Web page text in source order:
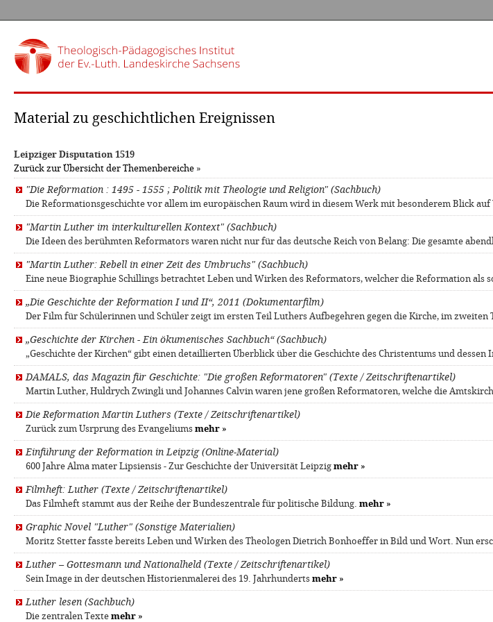
Material zu geschichtlichen Ereignissen
Leipziger Disputation 1519
Zurück zur Übersicht der Themenbereiche »
"Die Reformation : 1495 - 1555 ; Politik mit Theologie und Religion" (Sachbuch)
Die Reformationsgeschichte vor allem im europäischen Raum wird in diesem Werk mit besonderem Blick
"Martin Luther im interkulturellen Kontext" (Sachbuch)
Die Ideen des berühmten Reformators waren nicht nur für das deutsche Reich von Belang: Die gesamte
"Martin Luther: Rebell in einer Zeit des Umbruchs" (Sachbuch)
Eine neue Biographie Schillings betrachtet Leben und Wirken des Reformators, welcher die Reformation als
„Die Geschichte der Reformation I und II“, 2011 (Dokumentarfilm)
Der Film für Schülerinnen und Schüler zeigt im ersten Teil Luthers Aufbegehren gegen die Kirche, im
„Geschichte der Kirchen - Ein ökumenisches Sachbuch“ (Sachbuch)
„Geschichte der Kirchen“ gibt einen detaillierten Überblick über die Geschichte des Christentums und dessen
DAMALS, das Magazin für Geschichte: "Die großen Reformatoren" (Texte / Zeitschriftenartikel)
Mar­tin Lu­ther, Huld­rych Zwing­li und Jo­han­nes Cal­vin waren jene großen Reformatoren, welche die
Die Reformation Martin Luthers (Texte / Zeitschriftenartikel)
Zurück zum Usrprung des Evangeliums mehr »
Einführung der Reformation in Leipzig (Online-Material)
600 Jahre Alma mater Lipsiensis - Zur Geschichte der Universität Leipzig mehr »
Filmheft: Luther (Texte / Zeitschriftenartikel)
Das Filmheft stammt aus der Reihe der Bundeszentrale für politische Bildung. mehr »
Graphic Novel "Luther" (Sonstige Materialien)
Moritz Stetter fasste bereits Leben und Wirken des Theologen Dietrich Bonhoeffer in Bild und Wort. Nun
Luther – Gottesmann und Nationalheld (Texte / Zeitschriftenartikel)
Sein Image in der deutschen Historienmalerei des 19. Jahrhunderts mehr »
Luther lesen (Sachbuch)
Die zentralen Texte mehr »